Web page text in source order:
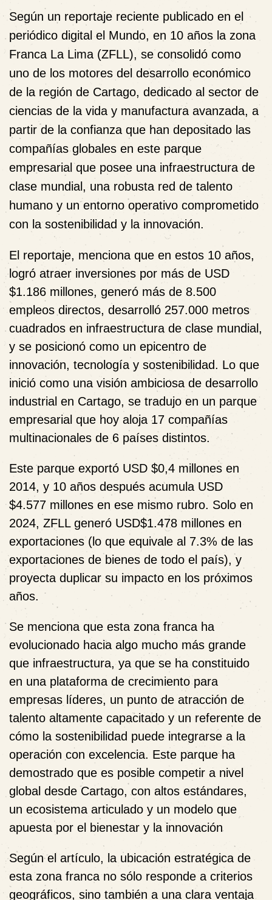
Según un reportaje reciente publicado en el
periódico digital el Mundo, en 10 años la zona
Franca La Lima (ZFLL), se consolidó como
uno de los motores del desarrollo económico
de la región de Cartago, dedicado al sector de
ciencias de la vida y manufactura avanzada, a
partir de la confianza que han depositado las
compañías globales en este parque
empresarial que posee una infraestructura de
clase mundial, una robusta red de talento
humano y un entorno operativo comprometido
con la sostenibilidad y la innovación.
El reportaje, menciona que en estos 10 años,
logró atraer inversiones por más de USD
$1.186 millones, generó más de 8.500
empleos directos, desarrolló 257.000 metros
cuadrados en infraestructura de clase mundial,
y se posicionó como un epicentro de
innovación, tecnología y sostenibilidad. Lo que
inició como una visión ambiciosa de desarrollo
industrial en Cartago, se tradujo en un parque
empresarial que hoy aloja 17 compañías
multinacionales de 6 países distintos.
Este parque exportó USD $0,4 millones en
2014, y 10 años después acumula USD
$4.577 millones en ese mismo rubro. Solo en
2024, ZFLL generó USD$1.478 millones en
exportaciones (lo que equivale al 7.3% de las
exportaciones de bienes de todo el país), y
proyecta duplicar su impacto en los próximos
años.
Se menciona que esta zona franca ha
evolucionado hacia algo mucho más grande
que infraestructura, ya que se ha constituido
en una plataforma de crecimiento para
empresas líderes, un punto de atracción de
talento altamente capacitado y un referente de
cómo la sostenibilidad puede integrarse a la
operación con excelencia. Este parque ha
demostrado que es posible competir a nivel
global desde Cartago, con altos estándares,
un ecosistema articulado y un modelo que
apuesta por el bienestar y la innovación
Según el artículo, la ubicación estratégica de
esta zona franca no sólo responde a criterios
geográficos, sino también a una clara ventaja